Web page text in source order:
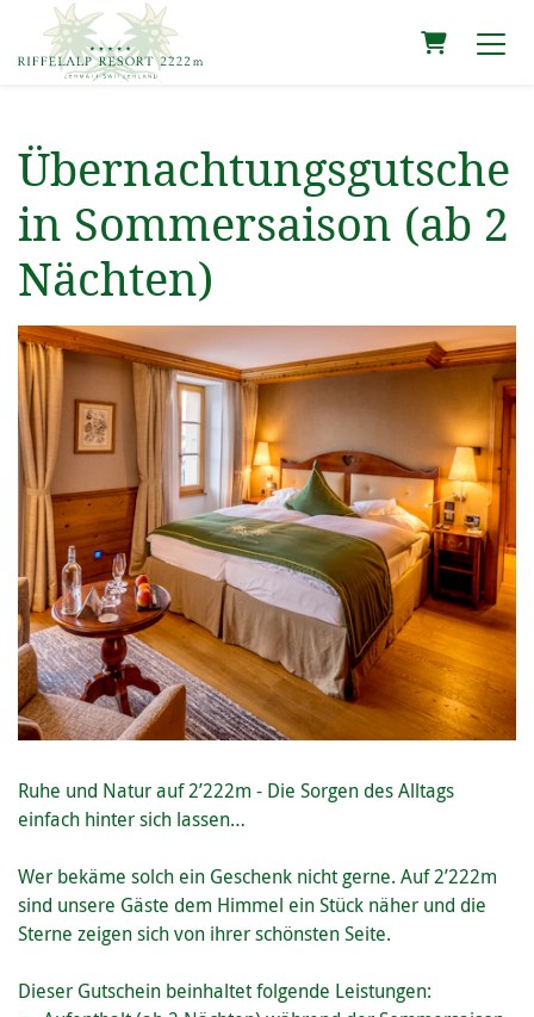
Warenkorb
Übernachtungsgutsche
in Sommersaison (ab 2
Nächten)
Ruhe und Natur auf 2’222m - Die Sorgen des Alltags
einfach hinter sich lassen…
Wer bekäme solch ein Geschenk nicht gerne. Auf 2’222m
sind unsere Gäste dem Himmel ein Stück näher und die
Sterne zeigen sich von ihrer schönsten Seite.
Dieser Gutschein beinhaltet folgende Leistungen: